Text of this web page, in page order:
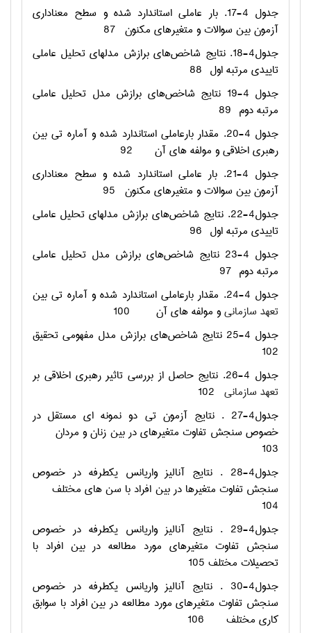
جدول 4-17. بار عاملی استاندارد شده و سطح معناداری
آزمون بین سوالات و متغیرهای مکنون 87
جدول4-18. نتایج شاخص‌های برازش مدلهای تحلیل عاملی
تاییدی مرتبه اول 88
جدول 4-19 نتایج شاخص‌های برازش مدل تحلیل عاملی
مرتبه دوم 89
جدول 4-20. مقدار بارعاملی استاندارد شده و آماره تی بین
رهبری اخلاقی و مولفه های آن
92
جدول 4-21. بار عاملی استاندارد شده و سطح معناداری
آزمون بین سوالات و متغیرهای مکنون 95
جدول4-22. نتایج شاخص‌های برازش مدلهای تحلیل عاملی
تاییدی مرتبه اول 96
جدول 4-23 نتایج شاخص‌های برازش مدل تحلیل عاملی
مرتبه دوم 97
جدول 4-24. مقدار بارعاملی استاندارد شده و آماره تی بین
تعهد سازمانیو مولفه های آن
100
جدول 4-25 نتایج شاخص‌های برازش مدل مفهومی تحقیق
102
جدول 4-26. نتايج حاصل از بررسی تاثیر رهبری اخلاقی بر
تعهد سازمانی 102
جدول4-27 . نتایج آزمون تی دو نمونه ای مستقل در
خصوص سنجش تفاوت متغیرهای در بین زنان و مردان
103
جدول4-28 . نتایج آنالیز واریانس یکطرفه در خصوص
سنجش تفاوت متغیرها در بین افراد با سن های مختلف
104
جدول4-29 . نتایج آنالیز واریانس یکطرفه در خصوص
سنجش تفاوت متغیرهای مورد مطالعه در بین افراد با
تحصیلات مختلف 105
جدول4-30 . نتایج آنالیز واریانس یکطرفه در خصوص
سنجش تفاوت متغیرهای مورد مطالعه در بین افراد با سوابق
کاری مختلف
106